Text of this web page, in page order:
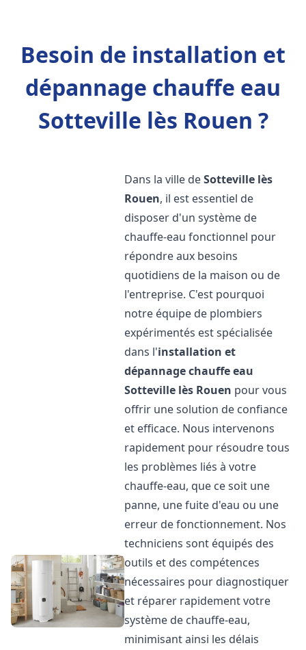
Besoin de installation et
dépannage chauffe eau
Sotteville lès Rouen ?
Dans la ville deSotteville lès
Rouen, il est essentiel de
disposer d'un système de
chauffe-eau fonctionnel pour
répondre aux besoins
quotidiens de la maison ou de
l'entreprise. C'est pourquoi
notre équipe de plombiers
expérimentés est spécialisée
dans l'installation et
dépannage chauffe eau
Sotteville lès Rouen pour vous
offrir une solution de confiance
et efficace. Nous intervenons
rapidement pour résoudre tous
les problèmes liés à votre
chauffe-eau, que ce soit une
panne, une fuite d'eau ou une
erreur de fonctionnement. Nos
techniciens sont équipés des
outils et des compétences
nécessaires pour diagnostiquer
et réparer rapidement votre
système de chauffe-eau,
minimisant ainsi les délais